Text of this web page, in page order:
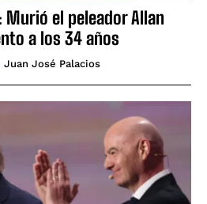
Murió el peleador Allan
a los 34 años
Juan José Palacios